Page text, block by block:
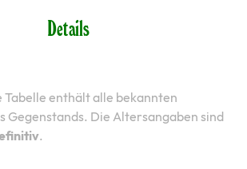
Details
Tabelle enthält alle bekannten
Gegenstands. Die Altersangaben sind
.